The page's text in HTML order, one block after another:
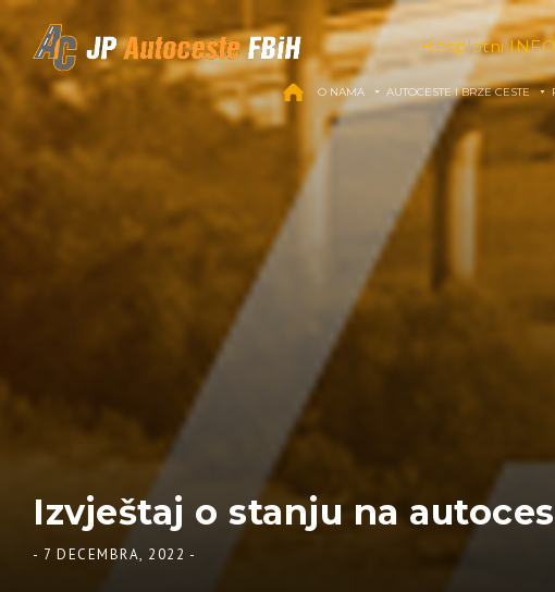
Skip to content
Besplatni
O NAMA AUTOCESTE I BRZE CESTE
Izvještaj o stanju na
- 7 DECEMBRA, 2022 -